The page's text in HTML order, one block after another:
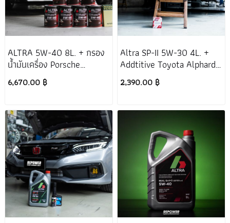
ALTRA 5W-40 8L. + กรอง
น้ำมันเครื่อง Porsche
Cayman 981
6,670.00 ฿
Altra SP-II 5W-30 4L. +
Addtitive Toyota Alphard
30 2.5
2,390.00 ฿